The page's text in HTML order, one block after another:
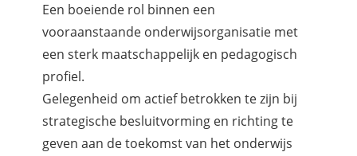
Een boeiende rol binnen een
vooraanstaande onderwijsorganisatie met
een sterk maatschappelijk en pedagogisch
profiel.
Gelegenheid om actief betrokken te zijn bij
strategische besluitvorming en richting te
geven aan de toekomst van het onderwijs